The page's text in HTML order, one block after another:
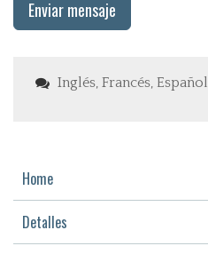
Enviar mensaje
Inglés, Francés, Español
Home
Detalles